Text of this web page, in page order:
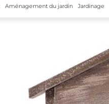
Aménagement du jardin Jardinage